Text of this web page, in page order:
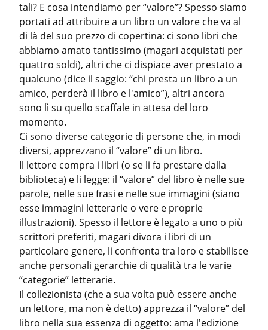
tali? E cosa intendiamo per “valore”? Spesso siamo
portati ad attribuire a un libro un valore che va al
di là del suo prezzo di copertina: ci sono libri che
abbiamo amato tantissimo (magari acquistati per
quattro soldi), altri che ci dispiace aver prestato a
qualcuno (dice il saggio: “chi presta un libro a un
amico, perderà il libro e l'amico”), altri ancora
sono lì su quello scaffale in attesa del loro
momento.
Ci sono diverse categorie di persone che, in modi
diversi, apprezzano il “valore” di un libro.
Il lettore compra i libri (o se li fa prestare dalla
biblioteca) e li legge: il “valore” del libro è nelle sue
parole, nelle sue frasi e nelle sue immagini (siano
esse immagini letterarie o vere e proprie
illustrazioni). Spesso il lettore è legato a uno o più
scrittori preferiti, magari divora i libri di un
particolare genere, li confronta tra loro e stabilisce
anche personali gerarchie di qualità tra le varie
“categorie” letterarie.
Il collezionista (che a sua volta può essere anche
un lettore, ma non è detto) apprezza il “valore” del
libro nella sua essenza di oggetto: ama l'edizione